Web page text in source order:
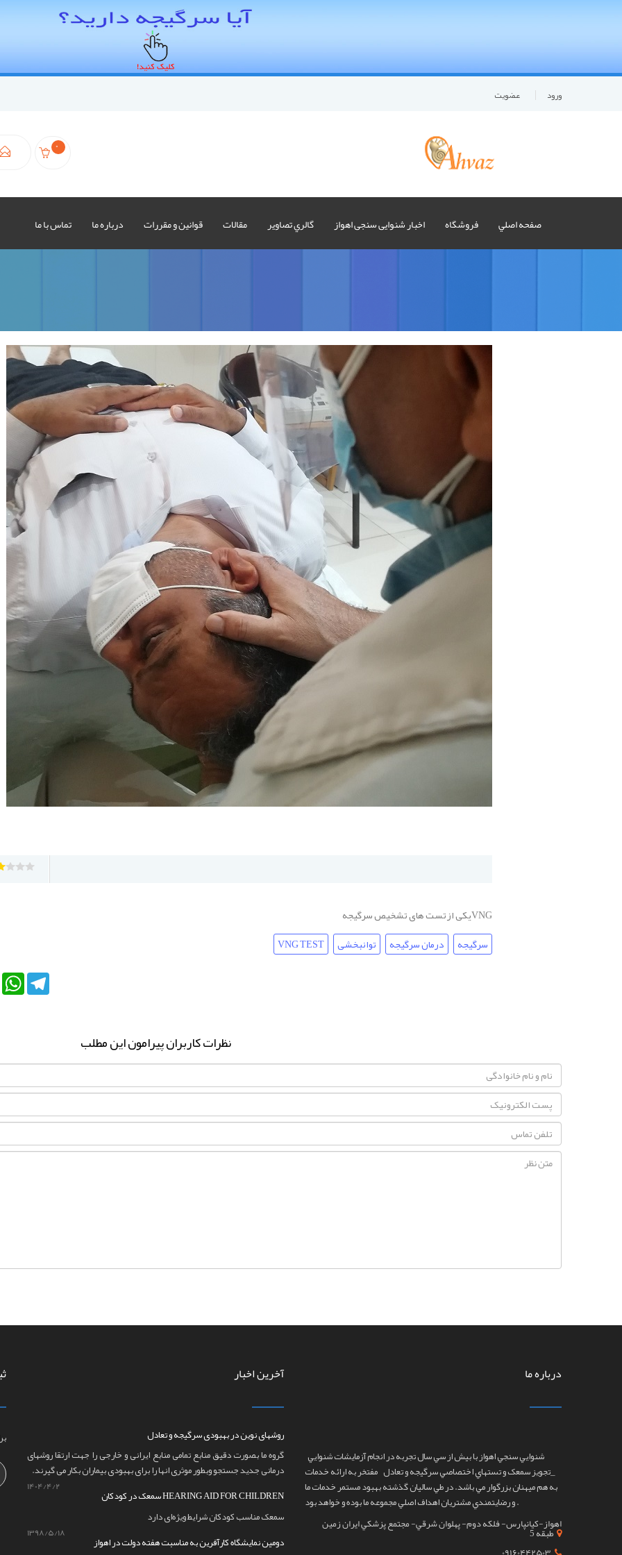
عضويت ورود
0
صفحه اصلي فروشگاه اخبار شنوایی سنجی اهواز گالري تصاوير مقالات قوانين و مقررات درباره ما تماس با ما
VNGیکی ازتست های تشخیص سرگیجه
VNG TEST
سرگیجه درمان سرگیجه
توانبخشی
LinkedInWhatsApp
نظرات کاربران پیرامون این مطلب
آخرین اخبار
روشهای نوین در بهبودی سرگیجه و تعادل
گروه ما بصورت دقیق منابع تمامی منابع ایرانی و خارجی را جهت ارتقا روشهای
درمانی جدید جستجو وبطور موثری انها را برای بهبودی بیماران بکار می گیرند.
1404/4/2
سمعک در کودکان HEARING AID FOR CHILDREN
سمعک مناسب کودکان شرایط ویژه‌ای دارد
1398/5/18
دومین نمایشگاه کارآفرین به مناسبت هفته دولت در اهواز
درباره ما
شنوايي سنجي اهوازبا بيش از سي سال تجربه در انجام آزمايشات شنوايي
_تجويز سمعک و تستهاي اختصاصي سرگيجه و تعادل مفتخر به ارائه خدمات
به هم ميهنان بزرگوار مي باشد. در طي ساليان گذشته بهبود مستمر خدمات ما
و رضايتمندي مشتريان اهداف اصلي مجموعه ما بوده و خواهد بود ‌.
اهواز-کيانپارس- فلکه دوم- پهلوان شرقي- مجتمع پزشکي ايران زمين